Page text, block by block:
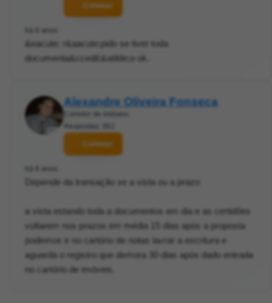
Contatar
há 6 anos
&eacute; r&aacute;pido se tiver toda
documenta&ccedil;&atilde;o ok.
Alexandre Oliveira Fonseca
Corretor de imóveis
Respostas: 961
Contatar
há 6 anos
Depende da transação se a vista ou a prazo
a vista estando toda a documentos em dia e as certidões
voltarem nos prazos em média 15 dias após a proposta
podemos ir no cartório de notas lavrar a escritura e
aguarda o registro que demora 30 dias após dado entrada
no cartório de imóveis.